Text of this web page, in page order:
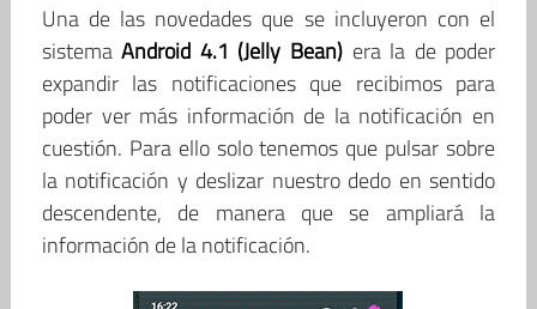
Una de las novedades que se incluyeron con el
sistemaAndroid 4.1 (Jelly Bean) era la de poder
expandir las notificaciones que recibimos para
poder ver más información de la notificación en
cuestión. Para ello solo tenemos que pulsar sobre
la notificación y deslizar nuestro dedo en sentido
descendente, de manera que se ampliará la
información de la notificación.